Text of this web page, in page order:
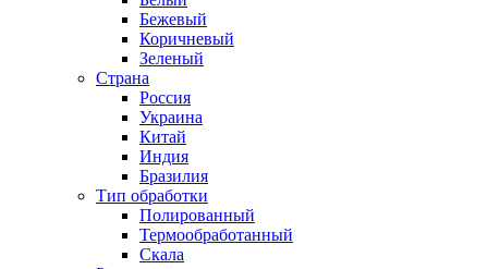
Бежевый
Коричневый
Зеленый
Страна
Россия
Украина
Китай
Индия
Бразилия
Тип обработки
Полированный
Термообработанный
Скала